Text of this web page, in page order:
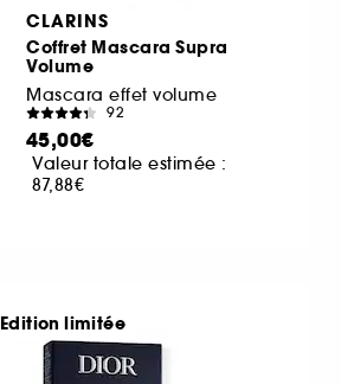
CLARINS
Coffret Mascara Supra
Volume
Mascara effet volume
92
45,00€
Valeur totale estimée :
87,88€
Edition limitée